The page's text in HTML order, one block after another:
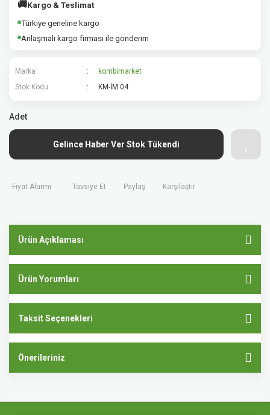
🚚Kargo & Teslimat
Türkiye geneline kargo
Anlaşmalı kargo firması ile gönderim
Marka
kombimarket
Stok Kodu
KM-İM 04
Adet
Gelince Haber Ver Stok Tükendi
Fiyat Alarmı Tavsiye Et Paylaş Karşılaştır
Ürün Açıklaması
Ürün Yorumları
Taksit Seçenekleri
Önerileriniz